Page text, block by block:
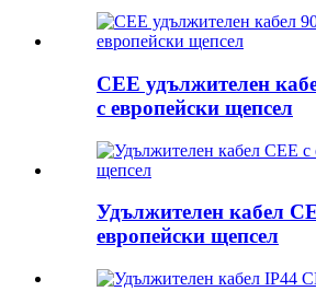
CEE удължителен
с европейски щепсел
Удължителен кабел
европейски щепсел